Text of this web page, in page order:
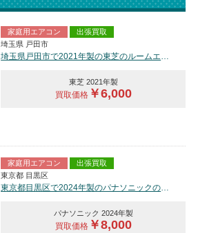
家庭用エアコン
出張買取
埼玉県 戸田市
東芝 2021年製
買取価格￥6,000
家庭用エアコン
出張買取
東京都 目黒区
東京都目黒区で2024年製のパナソニックのルームエアコン【中古品】を買取しました。
パナソニック 2024年製
買取価格￥8,000